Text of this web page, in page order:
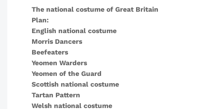
The national costume of Great Britain
Plan:
English national costume
Morris Dancers
Beefeaters
Yeomen Warders
Yeomen of the Guard
Scottish national costume
Tartan Pattern
Welsh national costume